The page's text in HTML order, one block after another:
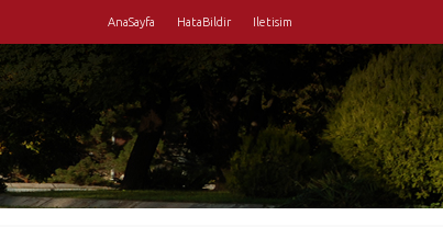
AnaSayfa HataBildir Iletisim